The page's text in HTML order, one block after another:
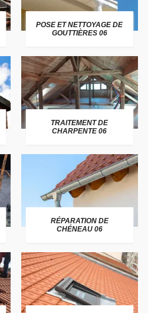
POSE ET NETTOYAGE DE
GOUTTIÈRES 06
TRAITEMENT DE
CHARPENTE 06
RÉPARATION DE
CHÉNEAU 06